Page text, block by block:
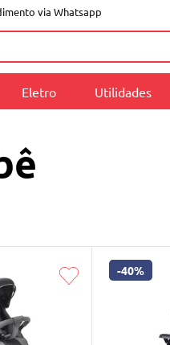
via Whatsapp
Eletro Utilidades
-40%